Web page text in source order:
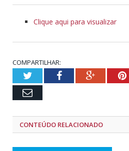
Clique aqui para visualizar
COMPARTILHAR:
TwitterFacebookGoogle+
Email
CONTEÚDO RELACIONADO